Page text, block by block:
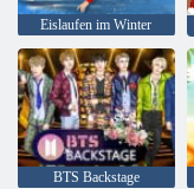
Eislaufen im Winter
BTS Backstage